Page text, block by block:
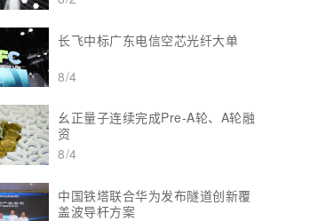
长飞中标广东电信空芯光纤大单
8/4
幺正量子连续完成Pre-A轮、A轮融
资
8/4
中国铁塔联合华为发布隧道创新覆
盖波导杆方案